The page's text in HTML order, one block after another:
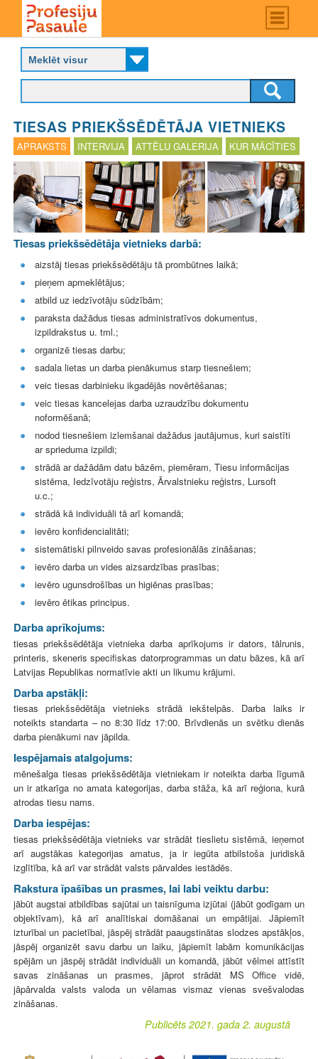
main
content
Main
menu
P
o
f
e
i
j
u
p
a
s
a
u
l
TIESAS PRIEKŠSĒDĒTĀJA VIETNIEKS
APRAKSTS INTERVIJA ATTĒLU GALERIJA KUR MĀCĪTIES
Tiesas priekšsēdētāja vietnieks darbā:
aizstāj tiesas priekšsēdētāju tā prombūtnes laikā;
pieņem apmeklētājus;
atbild uz iedzīvotāju sūdzībām;
paraksta dažādus tiesas administratīvos dokumentus,
izpildrakstus u. tml.;
organizē tiesas darbu;
sadala lietas un darba pienākumus starp tiesnešiem;
veic tiesas darbinieku ikgadējās novērtēšanas;
veic tiesas kancelejas darba uzraudzību dokumentu
noformēšanā;
nodod tiesnešiem izlemšanai dažādus jautājumus, kuri saistīti
ar sprieduma izpildi;
strādā ar dažādām datu bāzēm, piemēram, Tiesu informācijas
sistēma, Iedzīvotāju reģistrs, Ārvalstnieku reģistrs, Lursoft
u.c.;
strādā kā individuāli tā arī komandā;
ievēro konfidencialitāti;
sistemātiski pilnveido savas profesionālās zināšanas;
ievēro darba un vides aizsardzības prasības;
ievēro ugunsdrošības un higiēnas prasības;
ievēro ētikas principus.
Darba aprīkojums:
tiesas priekšsēdētāja vietnieka darba aprīkojums ir dators, tālrunis,
printeris, skeneris specifiskas datorprogrammas un datu bāzes, kā arī
Latvijas Republikas normatīvie akti un likumu krājumi.
Darba apstākļi:
tiesas priekšsēdētāja vietnieks strādā iekštelpās. Darba laiks ir
noteikts standarta – no 8:30 līdz 17:00. Brīvdienās un svētku dienās
darba pienākumi nav jāpilda.
Iespējamais atalgojums:
mēnešalga tiesas priekšsēdētāja vietniekam ir noteikta darba līgumā
un ir atkarīga no amata kategorijas, darba stāža, kā arī reģiona, kurā
atrodas tiesu nams.
Darba iespējas:
tiesas priekšsēdētāja vietnieks var strādāt tieslietu sistēmā, ieņemot
arī augstākas kategorijas amatus, ja ir iegūta atbilstoša juridiskā
izglītība, kā arī var strādāt valsts pārvaldes iestādēs.
Rakstura īpašības un prasmes, lai labi veiktu darbu:
jābūt augstai atbildības sajūtai un taisnīguma izjūtai (jābūt godīgam un
objektīvam), kā arī analītiskai domāšanai un empātijai. Jāpiemīt
izturībai un pacietībai, jāspēj strādāt paaugstinātas slodzes apstākļos,
jāspēj organizēt savu darbu un laiku, jāpiemīt labām komunikācijas
spējām un jāspēj strādāt individuāli un komandā, jābūt vēlmei attīstīt
savas zināšanas un prasmes, jāprot strādāt MS Office vidē,
jāpārvalda valsts valoda un vēlamas vismaz vienas svešvalodas
zināšanas.
Publicēts 2021. gada 2. augustā